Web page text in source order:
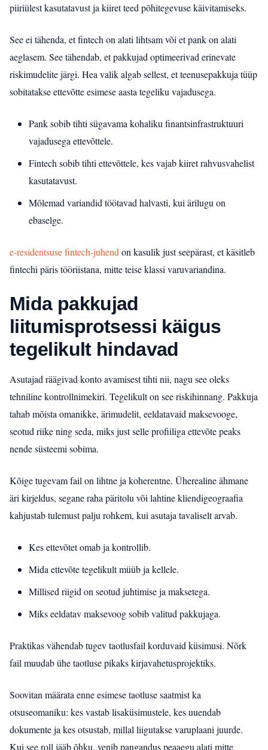
piiriülest kasutatavust ja kiiret teed põhitegevuse käivitamiseks.
See ei tähenda, et fintech on alati lihtsam või et pank on alati
aeglasem. See tähendab, et pakkujad optimeerivad erinevate
riskimudelite järgi. Hea valik algab sellest, et teenusepakkuja tüüp
sobitatakse ettevõtte esimese aasta tegeliku vajadusega.
Pank sobib tihti sügavama kohaliku finantsinfrastruktuuri
vajadusega ettevõttele.
Fintech sobib tihti ettevõttele, kes vajab kiiret rahvusvahelist
kasutatavust.
Mõlemad variandid töötavad halvasti, kui ärilugu on
ebaselge.
e-residentsuse fintech-juhend on kasulik just seepärast, et käsitleb
fintechi päris tööriistana, mitte teise klassi varuvariandina.
Mida pakkujad
liitumisprotsessi käigus
tegelikult hindavad
Asutajad räägivad konto avamisest tihti nii, nagu see oleks
tehniline kontrollnimekiri. Tegelikult on see riskihinnang. Pakkuja
tahab mõista omanikke, ärimudelit, eeldatavaid maksevooge,
seotud riike ning seda, miks just selle profiiliga ettevõte peaks
nende süsteemi sobima.
Kõige tugevam fail on lihtne ja koherentne. Üherealine ähmane
äri kirjeldus, segane raha päritolu või lahtine kliendigeograafia
kahjustab tulemust palju rohkem, kui asutaja tavaliselt arvab.
Kes ettevõtet omab ja kontrollib.
Mida ettevõte tegelikult müüb ja kellele.
Millised riigid on seotud juhtimise ja maksetega.
Miks eeldatav maksevoog sobib valitud pakkujaga.
Praktikas vähendab tugev taotlusfail korduvaid küsimusi. Nõrk
fail muudab ühe taotluse pikaks kirjavahetusprojektiks.
Soovitan määrata enne esimese taotluse saatmist ka
otsuseomaniku: kes vastab lisaküsimustele, kes uuendab
dokumente ja kes otsustab, millal liigutakse varuplaani juurde.
Kui see roll jääb õhku, venib pangandus peaaegu alati mitte